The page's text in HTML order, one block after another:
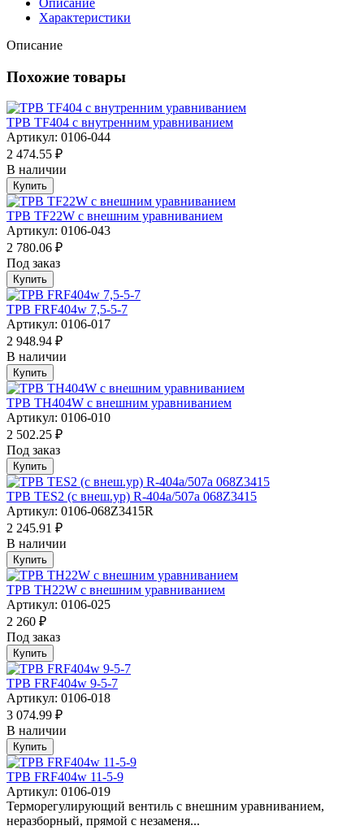
Характеристики
Описание
Похожие товары
ТРВ TF404 с внутренним уравниванием
Артикул: 0106-044
2 474.55 ₽
В наличии
Купить
ТРВ TF22W с внешним уравниванием
Артикул: 0106-043
2 780.06 ₽
Под заказ
Купить
ТРВ FRF404w 7,5-5-7
Артикул: 0106-017
2 948.94 ₽
В наличии
Купить
ТРВ TH404W с внешним уравниванием
Артикул: 0106-010
2 502.25 ₽
Под заказ
Купить
ТРВ TES2 (с внеш.ур) R-404a/507а 068Z3415
Артикул: 0106-068Z3415R
2 245.91 ₽
В наличии
Купить
ТРВ TH22W с внешним уравниванием
Артикул: 0106-025
2 260 ₽
Под заказ
Купить
ТРВ FRF404w 9-5-7
Артикул: 0106-018
3 074.99 ₽
В наличии
Купить
ТРВ FRF404w 11-5-9
Артикул: 0106-019
Терморегулирующий вентиль с внешним уравниванием,
неразборный, прямой с незаменя...